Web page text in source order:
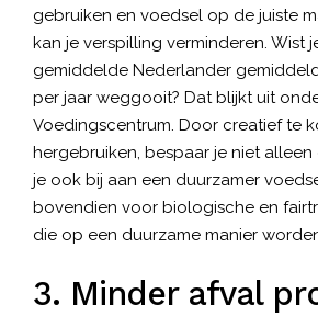
gebruiken en voedsel op de juiste
kan je verspilling verminderen. Wist
gemiddelde Nederlander
per jaar weggooit? Dat blijkt uit
Voedingscentrum. Door creatief te
hergebruiken, bespaar je niet
je ook bij aan een duurzamer
bovendien voor biologische en
die op een duurzame manier
3. Minder afval